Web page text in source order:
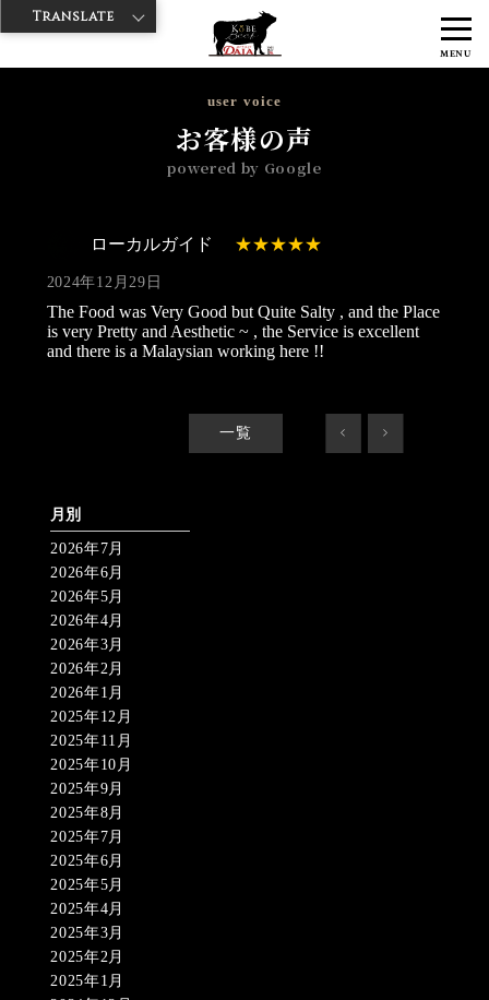
MENU
神戸牛ダイヤ > 神戸牛ダイア すし屋通り店
ロー
user voice
お客様の声
powered by Google
ローカルガイド
2024年12月29日
The Food was Very Good but Quite Salty , and the Place
is very Pretty and Aesthetic ~ , the Service is excellent
and there is a Malaysian working here !!
一覧 < >
月別
2026年7月
2026年6月
2026年5月
2026年4月
2026年3月
2026年2月
2026年1月
2025年12月
2025年11月
2025年10月
2025年9月
2025年8月
2025年7月
2025年6月
2025年5月
2025年4月
2025年3月
2025年2月
2025年1月
Translate